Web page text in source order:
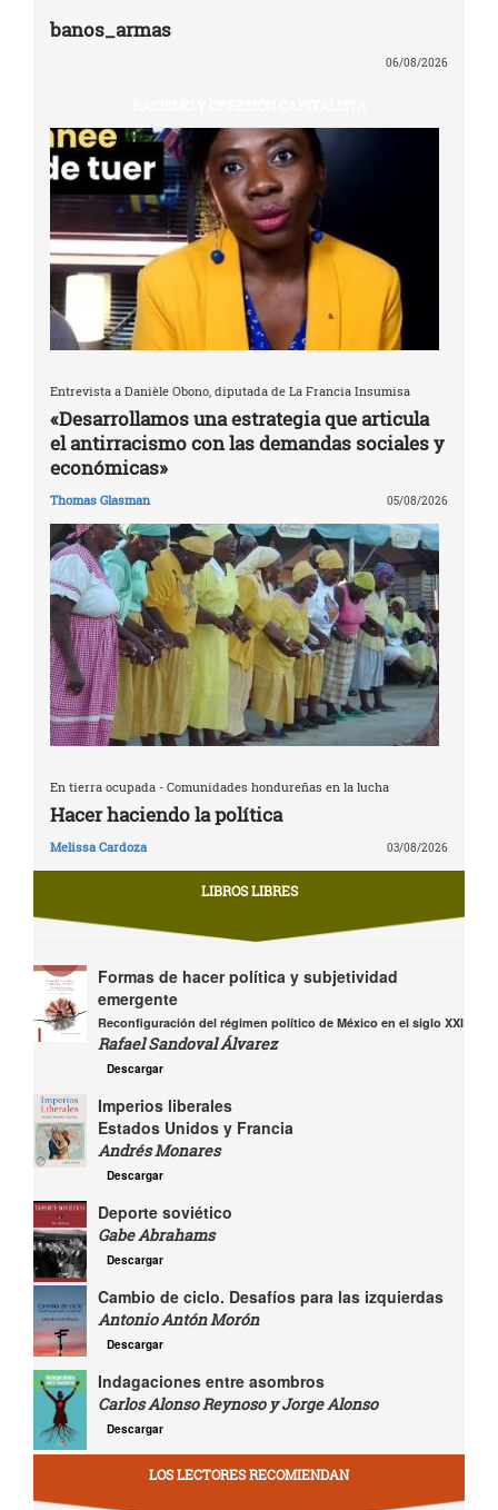
banos_armas
06/08/2026
Entrevista a Danièle Obono, diputada de La Francia Insumisa
«Desarrollamos una estrategia que articula
el antirracismo con las demandas sociales y
económicas»
Thomas Glasman 05/08/2026
En tierra ocupada - Comunidades hondureñas en la lucha
Hacer haciendo la política
Melissa Cardoza 03/08/2026
LIBROS LIBRES
Formas de hacer política y subjetividad
emergente
Reconfiguración del régimen político de México en el siglo XXI
Rafael Sandoval Álvarez
Descargar
Imperios liberales
Estados Unidos y Francia
Andrés Monares
Descargar
Deporte soviético
Gabe Abrahams
Descargar
Cambio de ciclo. Desafíos para las izquierdas
Antonio Antón Morón
Descargar
Indagaciones entre asombros
Carlos Alonso Reynoso y Jorge Alonso
Descargar
LOS LECTORES RECOMIENDAN